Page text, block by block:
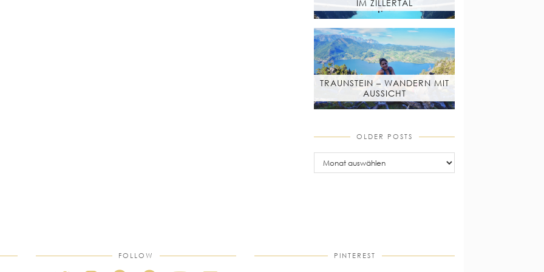
IM ZILLERTAL
TRAUNSTEIN – WANDERN MIT
AUSSICHT
OLDER POSTS
older
posts
FOLLOW PINTEREST